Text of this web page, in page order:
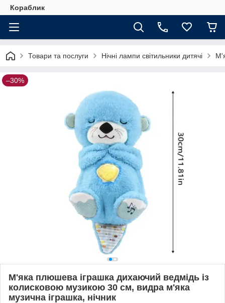
Кораблик
Товари та послуги Нічні лампи світильники дитячі
–30%
М'яка плюшева іграшка дихаючий ведмідь із
колисковою музикою 30 см, видра м'яка
музична іграшка, нічник